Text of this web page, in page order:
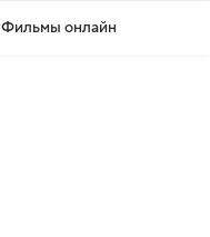
Фильмы онлайн